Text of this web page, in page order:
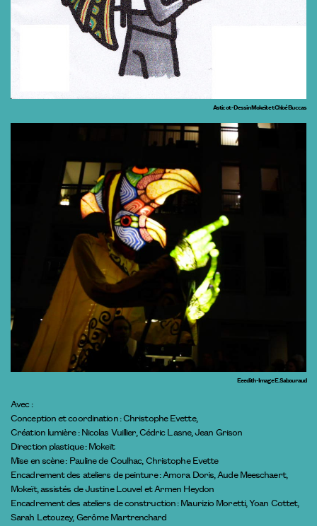
Asticot - Dessin Mokeït et Chloé Buccas
Eeedith - Image E. Sabouraud
Avec :
Conception et coordination : Christophe Evette,
Création lumière : Nicolas Vuillier, Cédric Lasne, Jean Grison
Direction plastique : Mokeït
Mise en scène : Pauline de Coulhac, Christophe Evette
Encadrement des ateliers de peinture : Amora Doris, Aude Meeschaert,
Mokeït, assistés de Justine Louvel et Armen Heydon
Encadrement des ateliers de construction : Maurizio Moretti, Yoan Cottet,
Sarah Letouzey, Gerôme Martrenchard